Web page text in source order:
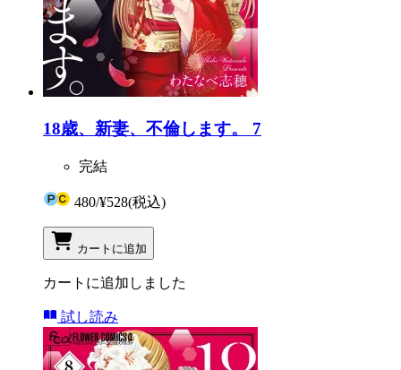
18歳、新妻、不倫します。 7
完結
480/¥528(税込)
カートに追加
カートに追加しました
試し読み